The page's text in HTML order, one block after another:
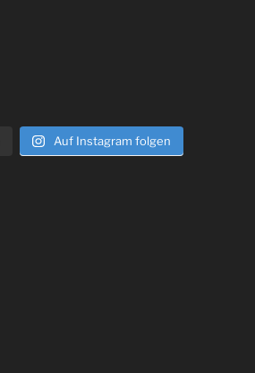
Auf Instagram folgen